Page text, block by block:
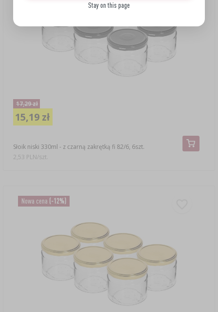
Słoik niski 330ml - z czarną zakrętką fi 82/6, 6szt.
17,29 zł
15,19 zł
2,53 PLN/szt.
Nowa cena (-12%)
Stay on this page